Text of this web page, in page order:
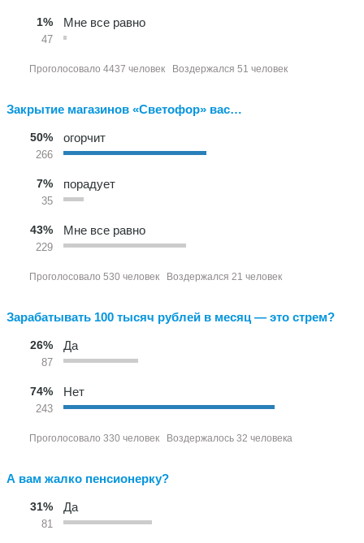
1%
47
Мне все равно
Проголосовало 4437 человек Воздержался 51 человек
Закрытие магазинов «Светофор» вас…
50%
266
огорчит
7%
35
порадует
43%
229
Мне все равно
Проголосовало 530 человек Воздержался 21 человек
Зарабатывать 100 тысяч рублей в месяц — это стрем?
26%
87
Да
74%
243
Нет
Проголосовало 330 человек Воздержалось 32 человека
А вам жалко пенсионерку?
31%
81
Да